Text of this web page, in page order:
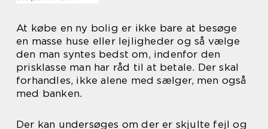
At købe en ny bolig er ikke bare at besøge
en masse huse eller lejligheder og så vælge
den man syntes bedst om, indenfor den
prisklasse man har råd til at betale. Der skal
forhandles, ikke alene med sælger, men også
med banken.
Der kan undersøges om der er skjulte fejl og